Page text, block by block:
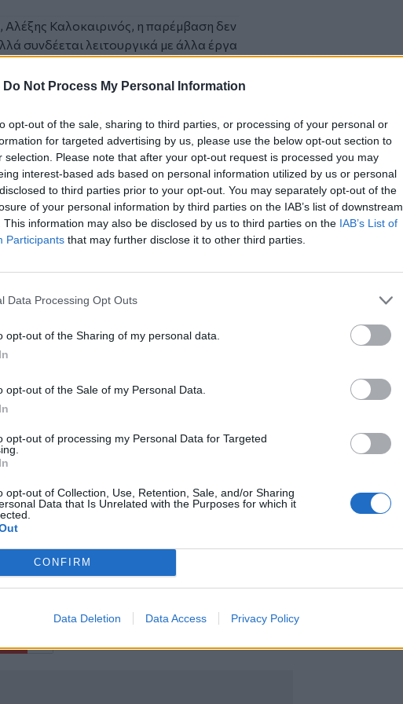
Do Not Process My Personal Information
opt-out of the sale, sharing to third parties, or processing of your personal or
for targeted advertising by us, please use the below opt-out section to
selection. Please note that after your opt-out request is processed you may
interest-based ads based on personal information utilized by us or personal
to third parties prior to your opt-out. You may separately opt-out of the
of your personal information by third parties on the IAB’s list of downstream
This information may also be disclosed by us to third parties on the IAB’s List of
Participants that may further disclose it to other third parties.
Data Processing Opt Outs
opt-out of the Sharing of my personal data.
opt-out of the Sale of my Personal Data.
opt-out of processing my Personal Data for Targeted
opt-out of Collection, Use, Retention, Sale, and/or Sharing
Data that Is Unrelated with the Purposes for which it
CONFIRM
Data Deletion Data Access Privacy Policy
Καλοκαιρινός, η παρέμβαση δεν
συνδέεται λειτουργικά με άλλα έργα
περιοχή. Η λογική του
ενός πιο φιλικού και
στην προσβασιμότητα και την
σημεία, ενώ η έναρξη των
χρονικά εντός του 2026. Το
του έργου μέσα σε περίπου έναν
να παραδοθεί εντός του
να αλλάξει αισθητά την εικόνα
κατοίκων, επαγγελματιών
και καιρό από την έντονη
την Κρήτη και το Ηράκλειο
πρασίνου σε πάρκα, πλατείες και
που εντοπίστηκαν στους Καλούς
του Βενιζελείου έχει ξεπεράσει
Google Newsκαι στοFacebook
μας στο
YouTube